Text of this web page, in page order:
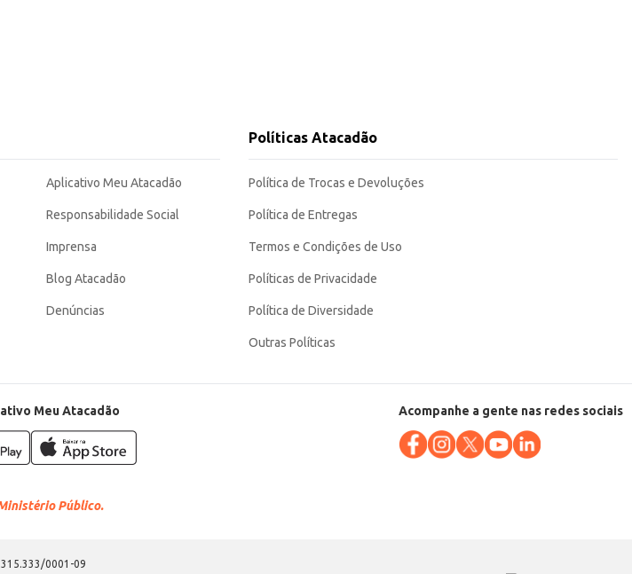
Aplicativo Meu Atacadão
Responsabilidade Social
Imprensa
Blog Atacadão
Denúncias
Políticas Atacadão
Política de Trocas e Devoluções
Política de Entregas
Termos e Condições de Uso
Políticas de Privacidade
Política de Diversidade
Outras Políticas
Meu Atacadão Acompanhe a gente nas redes sociais
Público.
0001-09